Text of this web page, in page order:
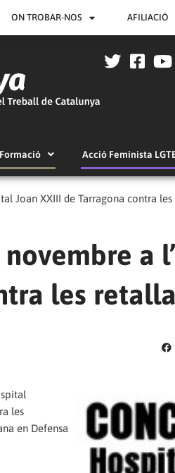
ON TROBAR-NOS AFILIACIÓ
Formació Acció Feminista
Joan XXIII de Tarragona contra
a
les
les
en Defensa